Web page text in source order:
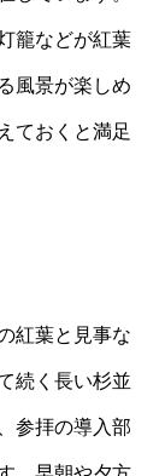
籠などが紅葉
風景が楽しめ
ておくと満足
紅葉と見事な
続く長い杉並
参拝の導入部